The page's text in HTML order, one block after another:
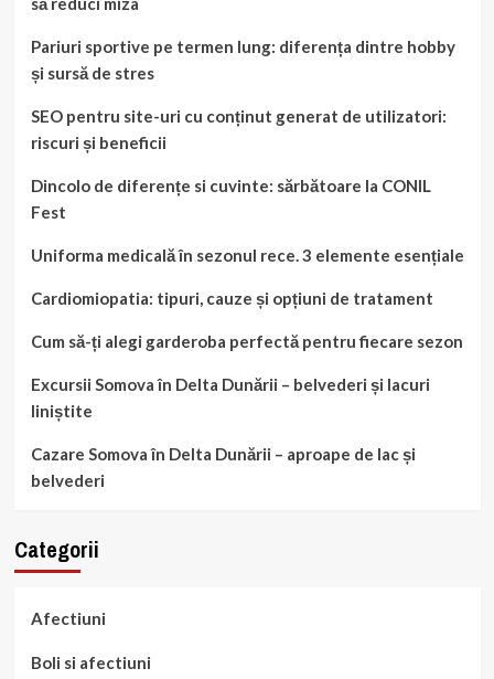
Pariuri sportive pe termen lung: diferența dintre hobby
și sursă de stres
SEO pentru site-uri cu conținut generat de utilizatori:
riscuri și beneficii
Dincolo de diferențe si cuvinte: sărbătoare la CONIL
Fest
Uniforma medicală în sezonul rece. 3 elemente esențiale
Cardiomiopatia: tipuri, cauze și opțiuni de tratament
Cum să-ți alegi garderoba perfectă pentru fiecare sezon
Excursii Somova în Delta Dunării – belvederi și lacuri
liniștite
Cazare Somova în Delta Dunării – aproape de lac și
belvederi
Categorii
Afectiuni
Boli si afectiuni